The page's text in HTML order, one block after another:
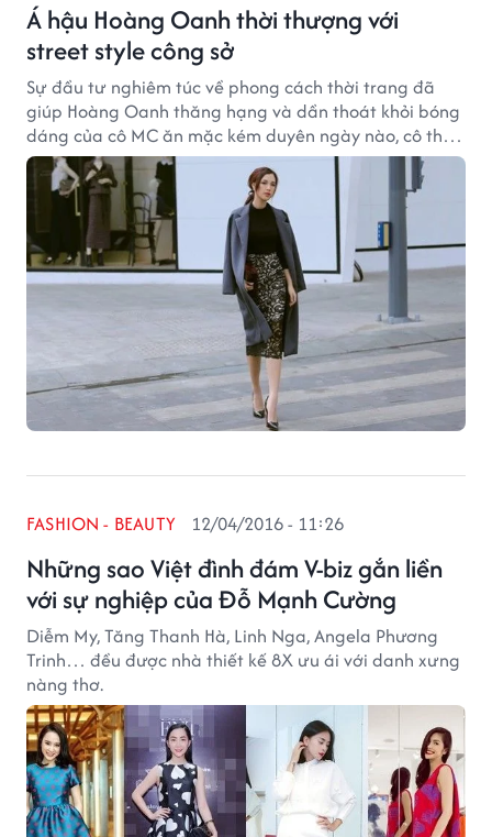
Á hậu Hoàng Oanh thời thượng với
street style công sở
Sự đầu tư nghiêm túc về phong cách thời trang đã
giúp Hoàng Oanh thăng hạng và dần thoát khỏi bóng
dáng của cô MC ăn mặc kém duyên ngày nào, cô thực
sự lột xác thành công về cả chuyên môn lẫn hình ảnh
trước công chúng.
Những sao Việt đình đám V-biz gắn liền
với sự nghiệp của Đỗ Mạnh Cường
FASHION - BEAUTY 12/04/2016 - 11:26
Diễm My, Tăng Thanh Hà, Linh Nga, Angela Phương
Trinh… đều được nhà thiết kế 8X ưu ái với danh xưng
nàng thơ.